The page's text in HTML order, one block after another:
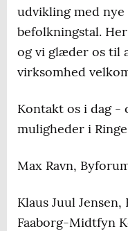
udvikling med
befolkningstal.
og vi glæder os til
virksomhed
Kontakt os i dag -
muligheder i
Max Ravn,
Klaus Juul
Faaborg-Midtfyn